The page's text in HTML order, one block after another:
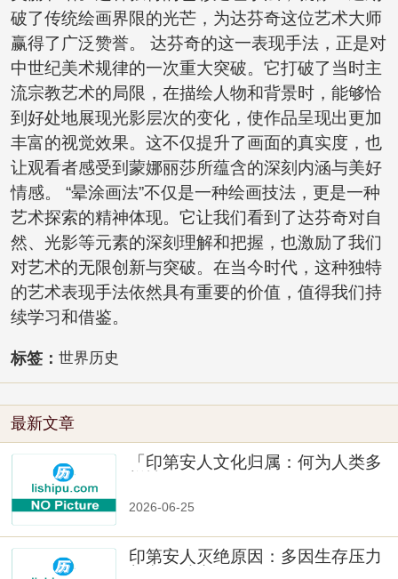
破了传统绘画界限的光芒，为达芬奇这位艺术大师
赢得了广泛赞誉。 达芬奇的这一表现手法，正是对
中世纪美术规律的一次重大突破。它打破了当时主
流宗教艺术的局限，在描绘人物和背景时，能够恰
到好处地展现光影层次的变化，使作品呈现出更加
丰富的视觉效果。这不仅提升了画面的真实度，也
让观看者感受到蒙娜丽莎所蕴含的深刻内涵与美好
情感。 “晕涂画法”不仅是一种绘画技法，更是一种
艺术探索的精神体现。它让我们看到了达芬奇对自
然、光影等元素的深刻理解和把握，也激励了我们
对艺术的无限创新与突破。在当今时代，这种独特
的艺术表现手法依然具有重要的价值，值得我们持
续学习和借鉴。
标签： 世界历史
最新文章
「印第安人文化归属：何为人类多
2026-06-25
印第安人灭绝原因：多因生存压力